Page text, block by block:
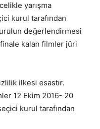
yarışma
kurul tarafından
değerlendirmesi
kalan filmler jüri
ilkesi esastır.
12 Ekim 2016- 20
kurul tarafından